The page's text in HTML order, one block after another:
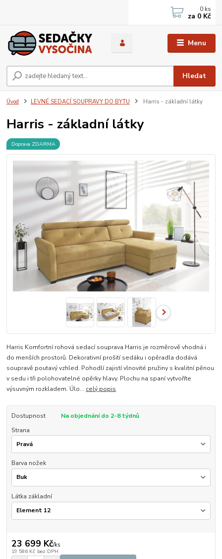
Menu
Hledat
0 ks
za 0 Kč
Úvod LEVNÉ SEDACÍ SOUPRAVY DO BYTU Harris - základní látky
Harris - základní látky
Doprava ZDARMA
Harris Komfortní rohová sedací souprava Harris je rozměrově vhodná i
do menších prostorů. Dekorativní prošití sedáku i opěradla dodává
soupravě poutavý vzhled. Pohodlí zajistí vlnovité pružiny s kvalitní pěnou
v sedu i tři polohovatelné opěrky hlavy. Plochu na spaní vytvoříte
výsuvným rozkladem. Úlo... celý popis
Dostupnost
Na objednání do 2-8 týdnů
Strana
Barva nožek
Látka základní
23 699 Kč/ks
19 586 Kč bez DPH